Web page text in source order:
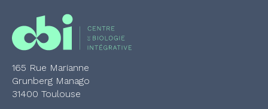
165 Rue Marianne
Grunberg Manago
31400 Toulouse